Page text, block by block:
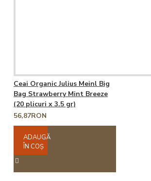
Ceai Organic Julius Meinl Big
Bag Strawberry Mint Breeze
(20 plicuri x 3.5 gr)
56,87RON
ADAUGĂ
ÎN COŞ